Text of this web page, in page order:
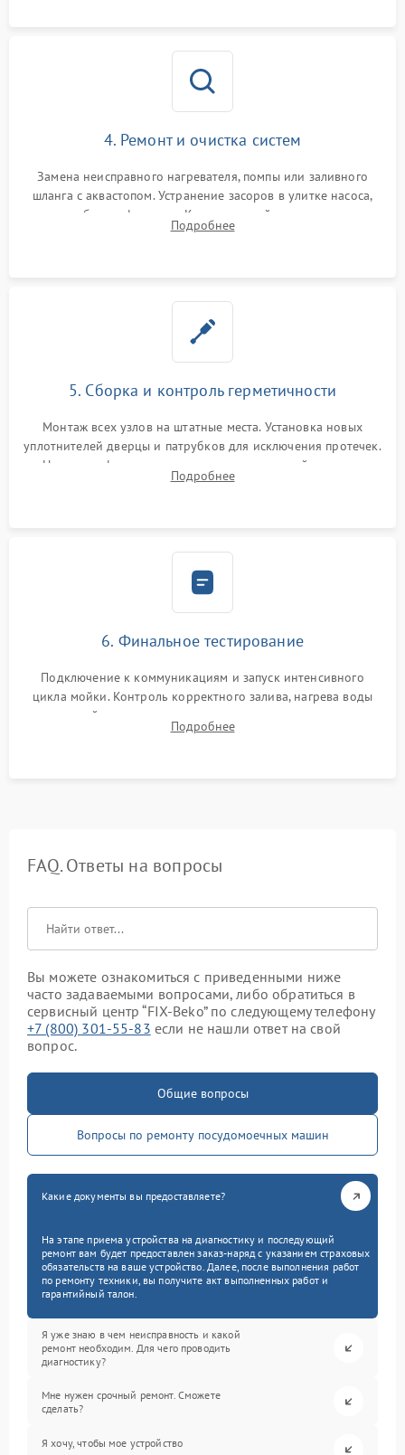
4. Ремонт и очистка систем
Замена неисправного нагревателя, помпы или заливного
шланга с аквастопом. Устранение засоров в улитке насоса,
патрубках и фильтрах. Компонентный ремонт платы
управления, восстановление поврежденной проводки.
Подробнее
5. Сборка и контроль герметичности
Монтаж всех узлов на штатные места. Установка новых
уплотнителей дверцы и патрубков для исключения протечек.
Надежная фиксация хомутов гидравлической системы,
сборка корпуса и установка датчика поплавка.
Подробнее
6. Финальное тестирование
Подключение к коммуникациям и запуск интенсивного
цикла мойки. Контроль корректного залива, нагрева воды
до нужной температуры, отсутствия посторонних шумов,
штатного слива и абсолютной сухости в поддоне.
Подробнее
FAQ. Ответы на вопросы
Вы можете ознакомиться с приведенными ниже
часто задаваемыми вопросами, либо обратиться в
сервисный центр “FIX-Beko” по следующему телефону
+7 (800) 301-55-83 если не нашли ответ на свой
вопрос.
Общие вопросы
Вопросы по ремонту посудомоечных машин
Какие документы вы предоставляете?
На этапе приема устройства на диагностику и последующий
ремонт вам будет предоставлен заказ-наряд с указанием страховых
обязательств на ваше устройство. Далее, после выполнения работ
по ремонту техники, вы получите акт выполненных работ и
гарантийный талон.
Я уже знаю в чем неисправность и какой
ремонт необходим. Для чего проводить
диагностику?
Мне нужен срочный ремонт. Сможете
сделать?
Я хочу, чтобы мое устройство